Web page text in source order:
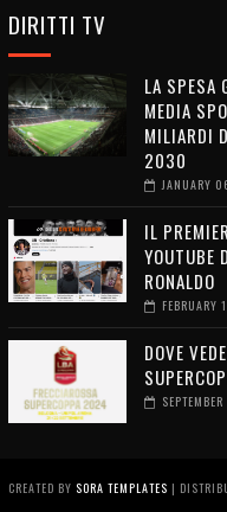
DIRITTI TV
LA SPESA
MEDIA
MILIARDI
2030
JANUARY
IL
YOUTUBE
RONALDO
DOVE
CREATED BY SORA TEMPLATES |